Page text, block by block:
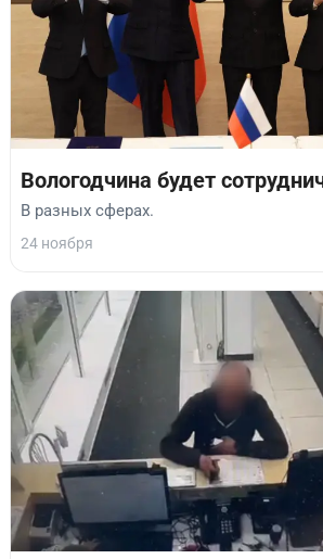
Вологодчина будет
В разных сферах.
24 ноября